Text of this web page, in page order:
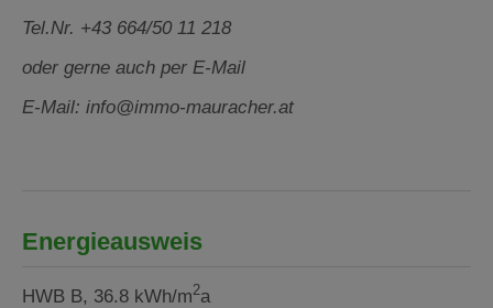
Tel.Nr. +43 664/50 11 218
oder gerne auch per E-Mail
E-Mail: info@immo-mauracher.at
Energieausweis
HWB B, 36.8 kWh/m2a